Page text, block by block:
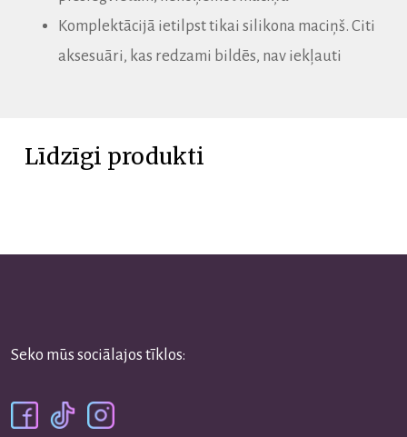
Komplektācijā ietilpst tikai silikona maciņš. Citi
aksesuāri, kas redzami bildēs, nav iekļauti
Līdzīgi produkti
Seko mūs sociālajos tīklos: